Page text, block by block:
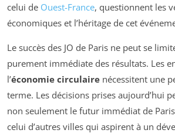
celui de Ouest-France, questionnent les
économiques et l’héritage de cet
Le succès des JO de Paris ne peut se
purement immédiate des résultats. Les
l’économie circulaire nécessitent une
terme. Les décisions prises aujourd’hui
non seulement le futur immédiat de
celui d’autres villes qui aspirent à un